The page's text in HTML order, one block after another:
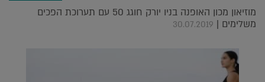
מוזיאון מכון האופנה בניו יורק חוגג 50 עם תערוכת הפכים
משלימים | 30.07.2019